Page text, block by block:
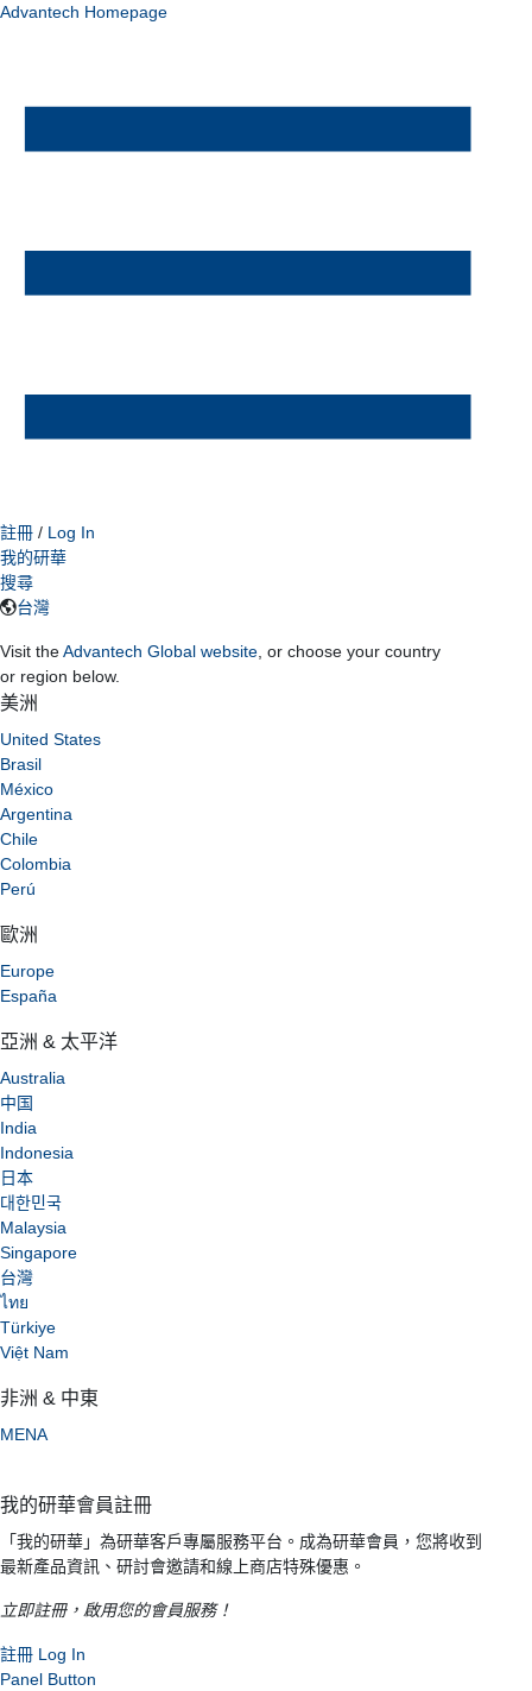
Advantech Homepage
註冊 / Log In
我的研華
搜尋
台灣
Visit theAdvantech Global website , or choose your country
or region below.
美洲
United States
Brasil
México
Argentina
Chile
Colombia
Perú
歐洲
Europe
España
亞洲 & 太平洋
Australia
中国
India
Indonesia
日本
대한민국
Malaysia
Singapore
台灣
ไทย
Türkiye
Việt Nam
非洲 & 中東
MENA
我的研華會員註冊
「我的研華」為研華客戶專屬服務平台。成為研華會員，您將收到
最新產品資訊、研討會邀請和線上商店特殊優惠。
立即註冊，啟用您的會員服務！
註冊 Log In
Panel Button